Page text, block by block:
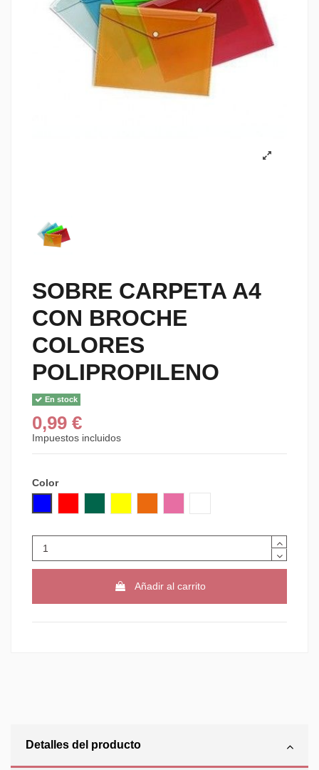
SOBRE CARPETA A4
CON BROCHE
COLORES
POLIPROPILENO
En stock
0,99 €
Impuestos incluidos
Color
Añadir al carrito
Detalles del producto